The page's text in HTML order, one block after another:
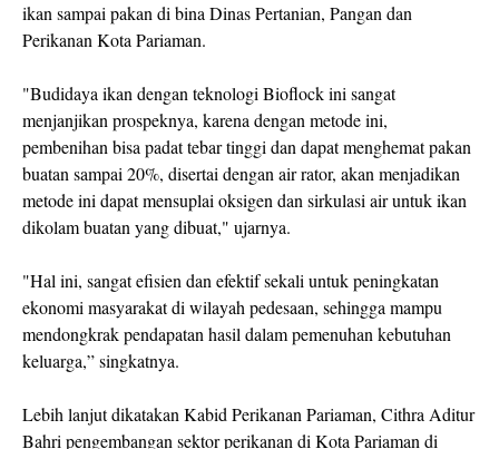
ikan sampai pakan di bina Dinas Pertanian, Pangan dan
Perikanan Kota Pariaman.
"Budidaya ikan dengan teknologi Bioflock ini sangat
menjanjikan prospeknya, karena dengan metode ini,
pembenihan bisa padat tebar tinggi dan dapat menghemat pakan
buatan sampai 20%, disertai dengan air rator, akan menjadikan
metode ini dapat mensuplai oksigen dan sirkulasi air untuk ikan
dikolam buatan yang dibuat," ujarnya.
"Hal ini, sangat efisien dan efektif sekali untuk peningkatan
ekonomi masyarakat di wilayah pedesaan, sehingga mampu
mendongkrak pendapatan hasil dalam pemenuhan kebutuhan
keluarga,” singkatnya.
Lebih lanjut dikatakan Kabid Perikanan Pariaman, Cithra Aditur
Bahri pengembangan sektor perikanan di Kota Pariaman di